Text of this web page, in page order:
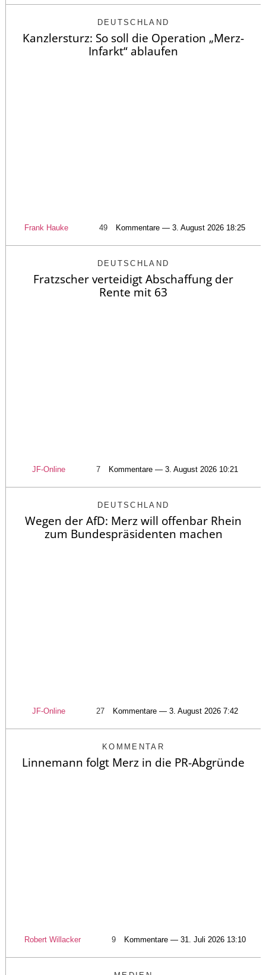
DEUTSCHLAND
Kanzlersturz: So soll die Operation „Merz-
Infarkt“ ablaufen
Frank Hauke 49 Kommentare — 3. August 2026 18:25
DEUTSCHLAND
Fratzscher verteidigt Abschaffung der
Rente mit 63
JF-Online 7 Kommentare — 3. August 2026 10:21
DEUTSCHLAND
Wegen der AfD: Merz will offenbar Rhein
zum Bundespräsidenten machen
JF-Online 27 Kommentare — 3. August 2026 7:42
KOMMENTAR
Linnemann folgt Merz in die PR-Abgründe
Robert Willacker 9 Kommentare — 31. Juli 2026 13:10